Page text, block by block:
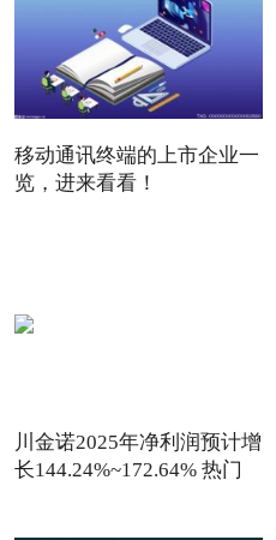
移动通讯终端的上市企业一
览，进来看看！
川金诺2025年净利润预计增
长144.24%~172.64% 热门